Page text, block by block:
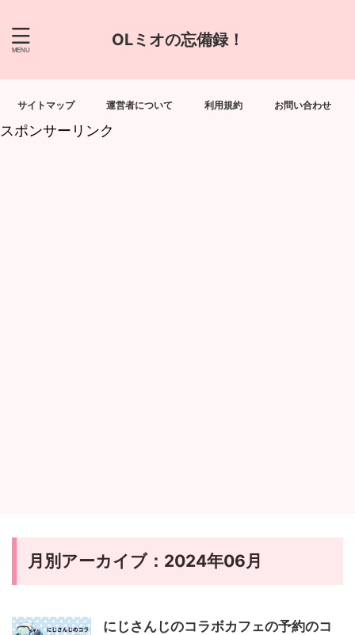
OLミオの忘備録！
サイトマップ 運営者について 利用規約 お問い合わせ
スポンサーリンク
月別アーカイブ：2024年06月
にじさんじのコラボカフェの予約のコ